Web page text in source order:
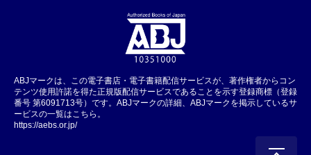
ABJマークは、この電子書店・電子書籍配信サービスが、著作権者からコン
テンツ使用許諾を得た正規版配信サービスであることを示す登録商標（登録
番号 第6091713号）です。ABJマークの詳細、ABJマークを掲示しているサ
ービスの一覧はこちら。
https://aebs.or.jp/